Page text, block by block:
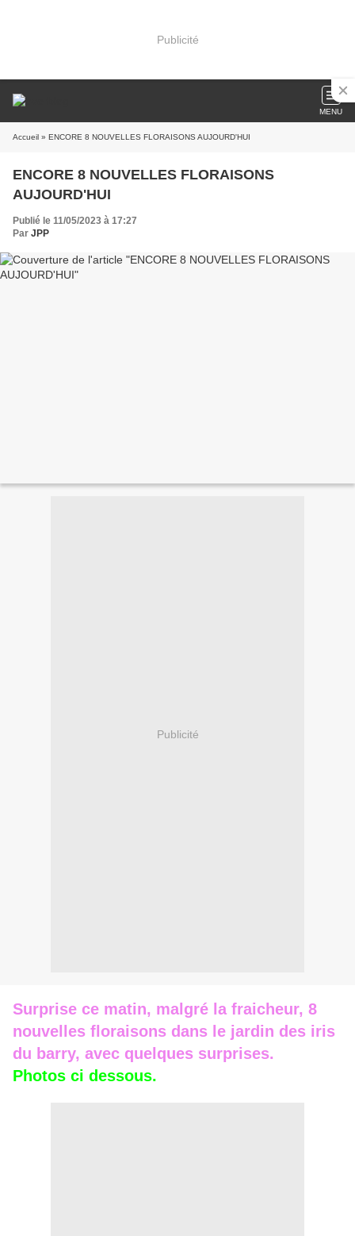
Publicité
MENU
Accueil » ENCORE 8 NOUVELLES FLORAISONS AUJOURD'HUI
ENCORE 8 NOUVELLES FLORAISONS
AUJOURD'HUI
Publié le 11/05/2023 à 17:27
Par JPP
Publicité
Surprise ce matin, malgré la fraicheur, 8
nouvelles floraisons dans le jardin des iris
du barry, avec quelques surprises.
Photos ci dessous.